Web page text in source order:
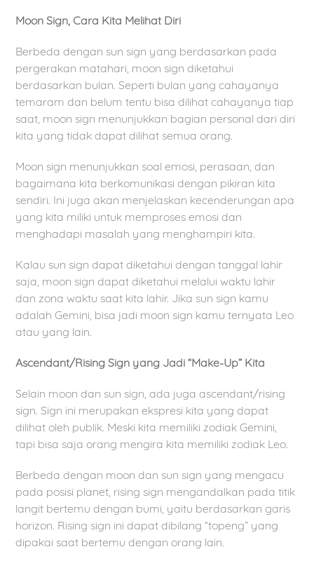
Moon Sign, Cara Kita Melihat Diri
Berbeda dengan sun sign yang berdasarkan pada
pergerakan matahari, moon sign diketahui
berdasarkan bulan. Seperti bulan yang cahayanya
temaram dan belum tentu bisa dilihat cahayanya tiap
saat, moon sign menunjukkan bagian personal dari diri
kita yang tidak dapat dilihat semua orang.
Moon sign menunjukkan soal emosi, perasaan, dan
bagaimana kita berkomunikasi dengan pikiran kita
sendiri. Ini juga akan menjelaskan kecenderungan apa
yang kita miliki untuk memproses emosi dan
menghadapi masalah yang menghampiri kita.
Kalau sun sign dapat diketahui dengan tanggal lahir
saja, moon sign dapat diketahui melalui waktu lahir
dan zona waktu saat kita lahir. Jika sun sign kamu
adalah Gemini, bisa jadi moon sign kamu ternyata Leo
atau yang lain.
Ascendant/Rising Sign yang Jadi “Make-Up” Kita
Selain moon dan sun sign, ada juga ascendant/rising
sign. Sign ini merupakan ekspresi kita yang dapat
dilihat oleh publik. Meski kita memiliki zodiak Gemini,
tapi bisa saja orang mengira kita memiliki zodiak Leo.
Berbeda dengan moon dan sun sign yang mengacu
pada posisi planet, rising sign mengandalkan pada titik
langit bertemu dengan bumi, yaitu berdasarkan garis
horizon. Rising sign ini dapat dibilang “topeng” yang
dipakai saat bertemu dengan orang lain.